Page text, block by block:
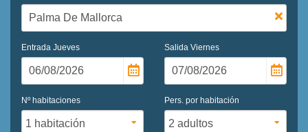
Entrada Jueves Salida Viernes
Nº habitaciones Pers. por habitación